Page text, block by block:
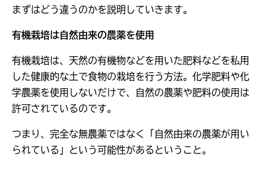
まずはどう違うのかを説明していきます。
有機栽培は自然由来の農薬を使用
有機栽培は、天然の有機物などを用いた肥料などを私用
した健康的な土で食物の栽培を行う方法。化学肥料や化
学農薬を使用しないだけで、自然の農薬や肥料の使用は
許可されているのです。
つまり、完全な無農薬ではなく「自然由来の農薬が用い
られている」という可能性があるということ。